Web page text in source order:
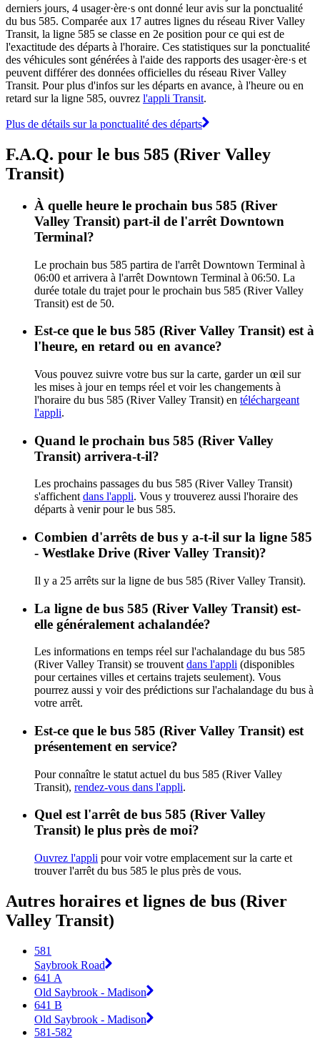
derniers jours, 4 usager·ère·s ont donné leur avis sur la ponctualité
du bus 585. Comparée aux 17 autres lignes du réseau River Valley
Transit, la ligne 585 se classe en 2e position pour ce qui est de
l'exactitude des départs à l'horaire. Ces statistiques sur la ponctualité
des véhicules sont générées à l'aide des rapports des usager·ère·s et
peuvent différer des données officielles du réseau River Valley
Transit. Pour plus d'infos sur les départs en avance, à l'heure ou en
retard sur la ligne 585, ouvrez l'appli Transit.
Plus de détails sur la ponctualité des départs
F.A.Q. pour le bus 585 (River Valley
Transit)
À quelle heure le prochain bus 585 (River
Valley Transit) part-il de l'arrêt Downtown
Terminal?
Le prochain bus 585 partira de l'arrêt Downtown Terminal à
06:00 et arrivera à l'arrêt Downtown Terminal à 06:50. La
durée totale du trajet pour le prochain bus 585 (River Valley
Transit) est de 50.
Est-ce que le bus 585 (River Valley Transit) est à
l'heure, en retard ou en avance?
Vous pouvez suivre votre bus sur la carte, garder un œil sur
les mises à jour en temps réel et voir les changements à
l'horaire du bus 585 (River Valley Transit) en téléchargeant
l'appli.
Quand le prochain bus 585 (River Valley
Transit) arrivera-t-il?
Les prochains passages du bus 585 (River Valley Transit)
s'affichent dans l'appli. Vous y trouverez aussi l'horaire des
départs à venir pour le bus 585.
Combien d'arrêts de bus y a-t-il sur la ligne 585
- Westlake Drive (River Valley Transit)?
Il y a 25 arrêts sur la ligne de bus 585 (River Valley Transit).
La ligne de bus 585 (River Valley Transit) est-
elle généralement achalandée?
Les informations en temps réel sur l'achalandage du bus 585
(River Valley Transit) se trouvent dans l'appli (disponibles
pour certaines villes et certains trajets seulement). Vous
pourrez aussi y voir des prédictions sur l'achalandage du bus à
votre arrêt.
Est-ce que le bus 585 (River Valley Transit) est
présentement en service?
Pour connaître le statut actuel du bus 585 (River Valley
Transit), rendez-vous dans l'appli.
Quel est l'arrêt de bus 585 (River Valley
Transit) le plus près de moi?
Ouvrez l'appli pour voir votre emplacement sur la carte et
trouver l'arrêt du bus 585 le plus près de vous.
Autres horaires et lignes de bus (River
Valley Transit)
581
Saybrook Road
641 A
Old Saybrook - Madison
641 B
Old Saybrook - Madison
581-582